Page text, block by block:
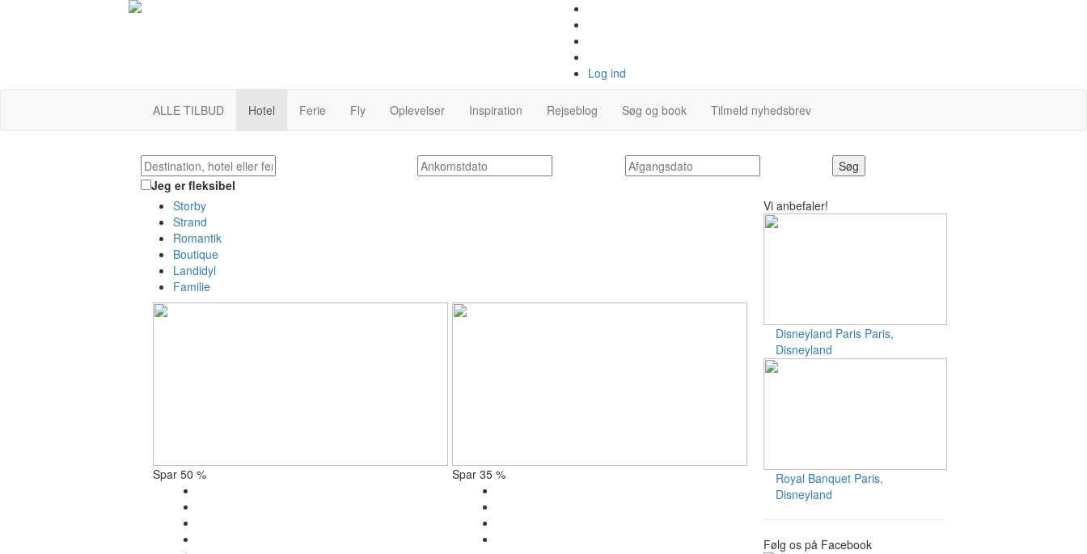
Log ind
ALLE TILBUD Hotel Ferie Fly Oplevelser Inspiration Rejseblog Søg og book Tilmeld nyhedsbrev
Søg
Jeg er fleksibel
Storby
Strand
Romantik
Boutique
Landidyl
Familie
Spar 50 % Spar 35 %
Vi anbefaler!
Disneyland Paris Paris,
Disneyland
Royal Banquet Paris,
Disneyland
Følg os på Facebook